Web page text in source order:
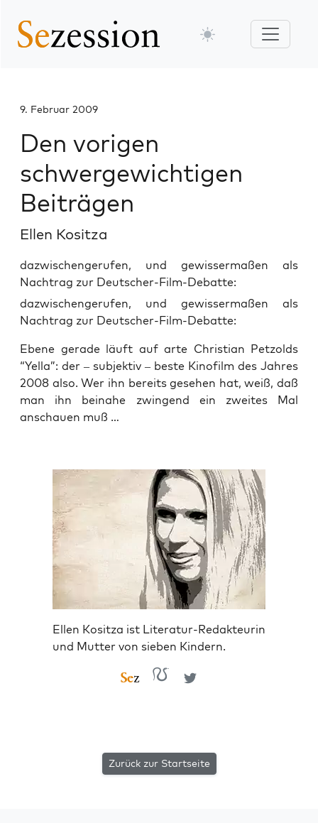
9. Februar 2009
Den vorigen
schwergewichtigen
Beiträgen
Ellen Kositza
dazwischengerufen, und gewissermaßen als
Nachtrag zur Deutscher-Film-Debatte:
dazwi­schen­ge­ru­fen, und gewis­ser­ma­ßen als
Nach­trag zur Deutscher-Film-Debatte:
Ebe­ne gera­de läuft auf arte Chris­ti­an Pet­zolds
“Yel­la”: der – sub­jek­tiv – bes­te Kino­film des Jah­res
2008 also. Wer ihn bereits gese­hen hat, weiß, daß
man ihn bei­na­he zwin­gend ein zwei­tes Mal
anschau­en muß …
Ellen Kositza ist Literatur-Redakteurin
und Mutter von sieben Kindern.
Zurück zur Startseite